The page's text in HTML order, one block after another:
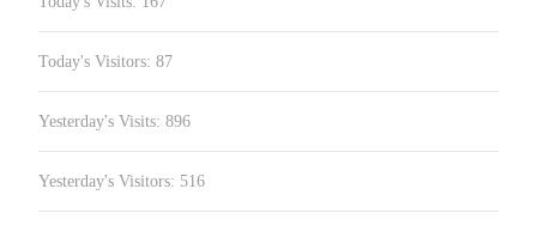
Today's Visitors: 87
Yesterday's Visits: 896
Yesterday's Visitors: 516